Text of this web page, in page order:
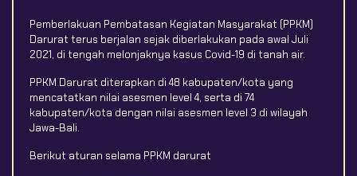
Pemberlakuan Pembatasan Kegiatan Masyarakat (PPKM)
Darurat terus berjalan sejak diberlakukan pada awal Juli
2021, di tengah melonjaknya kasus Covid-19 di tanah air.
PPKM Darurat diterapkan di 48 kabupaten/kota yang
mencatatkan nilai asesmen level 4, serta di 74
kabupaten/kota dengan nilai asesmen level 3 di wilayah
Jawa-Bali.
Berikut aturan selama PPKM darurat